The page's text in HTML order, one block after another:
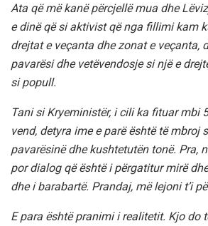
Ata që më kanë përcjellë mua dhe
e dinë që si aktivist që nga fillimi kam
drejtat e veçanta dhe zonat e veçanta,
pavarësi dhe vetëvendosje si një e
si popull.
Tani si Kryeministër, i cili ka fituar mbi
vend, detyra ime e parë është të mbroj
pavarësinë dhe kushtetutën tonë. Pra,
por dialog që është i përgatitur mirë
dhe i barabartë. Prandaj, më lejoni t’i
E para është pranimi i realitetit. Kjo do